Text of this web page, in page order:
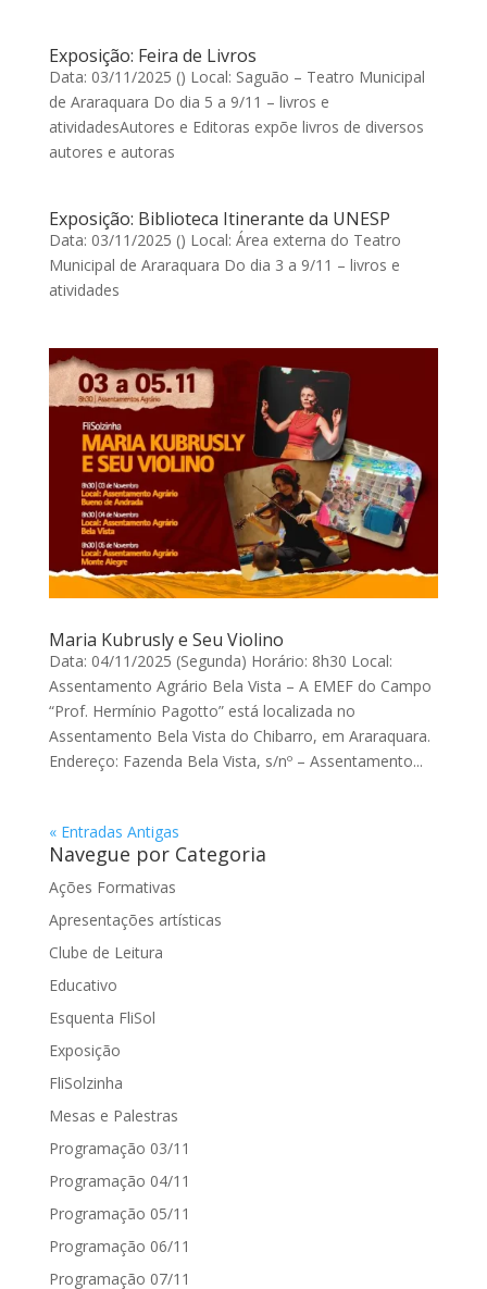
Exposição: Feira de Livros
Data: 03/11/2025 () Local: Saguão – Teatro Municipal
de Araraquara Do dia 5 a 9/11 – livros e
atividadesAutores e Editoras expõe livros de diversos
autores e autoras
Exposição: Biblioteca Itinerante da UNESP
Data: 03/11/2025 () Local: Área externa do Teatro
Municipal de Araraquara Do dia 3 a 9/11 – livros e
atividades
Maria Kubrusly e Seu Violino
Data: 04/11/2025 (Segunda) Horário: 8h30 Local:
Assentamento Agrário Bela Vista – A EMEF do Campo
“Prof. Hermínio Pagotto” está localizada no
Assentamento Bela Vista do Chibarro, em Araraquara.
Endereço: Fazenda Bela Vista, s/nº – Assentamento...
« Entradas Antigas
Navegue por Categoria
Ações Formativas
Apresentações artísticas
Clube de Leitura
Educativo
Esquenta FliSol
Exposição
FliSolzinha
Mesas e Palestras
Programação 03/11
Programação 04/11
Programação 05/11
Programação 06/11
Programação 07/11